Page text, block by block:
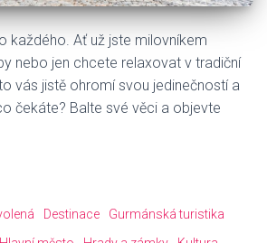
každého. Ať už jste milovníkem
nebo jen chcete relaxovat v tradiční
vás jistě ohromí svou jedinečností a
čekáte? Balte své věci a objevte
Destinace
Gurmánská turistika